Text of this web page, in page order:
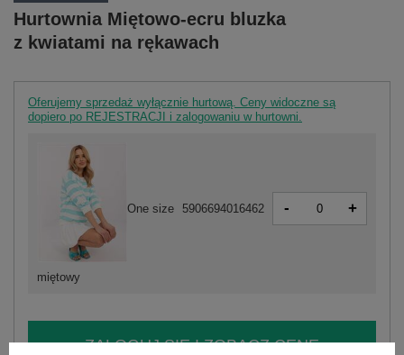
Hurtownia Miętowo-ecru bluzka
z kwiatami na rękawach
Oferujemy sprzedaż wyłącznie hurtową. Ceny widoczne są
dopiero po REJESTRACJI i zalogowaniu w hurtowni.
miętowy
One size 5906694016462 - +
ZALOGUJ SIĘ I ZOBACZ CENĘ